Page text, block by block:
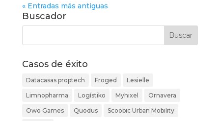
« Entradas más antiguas
Buscador
Casos de éxito
Datacasas proptech Froged Lesielle
Limnopharma Logístiko Myhixel Ornavera
Owo Games Quodus Scoobic Urban Mobility